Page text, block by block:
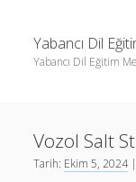
Yabancı Dil
Yabancı Dil Eğitim
Liste
Sayfa Listesi
Vozol Salt
Tarih: Ekim 5, 2024|